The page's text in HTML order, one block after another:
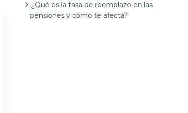
¿Qué es la tasa de reemplazo en las
pensiones y cómo te afecta?